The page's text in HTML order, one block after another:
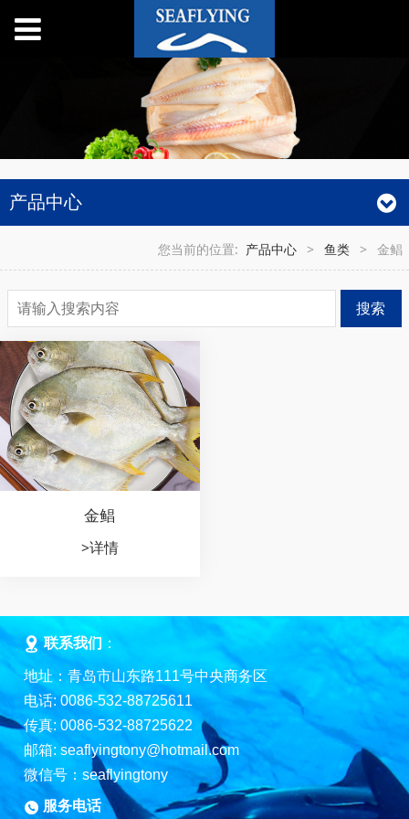
产品中心
您当前的位置: 产品中心 > 鱼类 > 金鲳
搜索
金鲳
>详情
联系我们 ：
地址：青岛市山东路111号中央商务区
电话: 0086-532-88725611
传真: 0086-532-88725622
邮箱: seaflyingtony@hotmail.com
微信号： seaflyingtony
服务电话